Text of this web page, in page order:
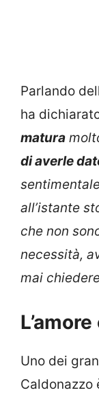
Parlando
ha
matura
di averle
all’istante
che non
necessità,
mai
Uno dei
Caldonazzo